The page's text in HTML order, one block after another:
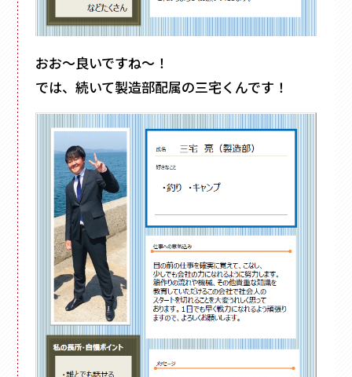
おお～良いですね～！
では、続いて製造部配属の三宅くんです！